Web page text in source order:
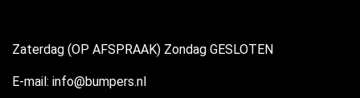
Zaterdag (OP AFSPRAAK) Zondag GESLOTEN
E-mail: info@bumpers.nl